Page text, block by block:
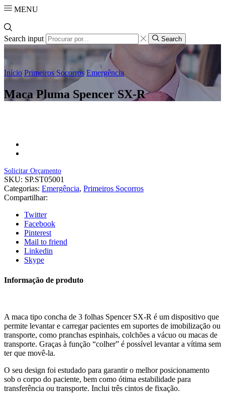
MENU
Search input Search
Início Primeiros Socorros Emergência
Maca Pluma Spencer SX-R
Solicitar Orçamento
SKU: SP.ST05001
Categorias: Emergência, Primeiros Socorros
Compartilhar:
Twitter
Facebook
Pinterest
Mail to friend
Linkedin
Skype
Informação de produto
A maca tipo concha de 3 folhas Spencer SX-R é um dispositivo que
permite levantar e carregar pacientes em suportes de imobilização ou
transporte, como pranchas espinhais, colchões a vácuo ou macas de
transporte. Graças à função “colher” é possível levantar a vítima sem
ter que movê-la.
O seu design foi estudado para garantir o melhor posicionamento
sob o corpo do paciente, bem como ótima estabilidade para
transferência ou transporte. Inclui três cintos de fixação.